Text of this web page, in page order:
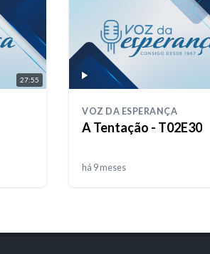
27:55
VOZ DA ESPERANÇA
A Tentação - T02E30
há 9 meses